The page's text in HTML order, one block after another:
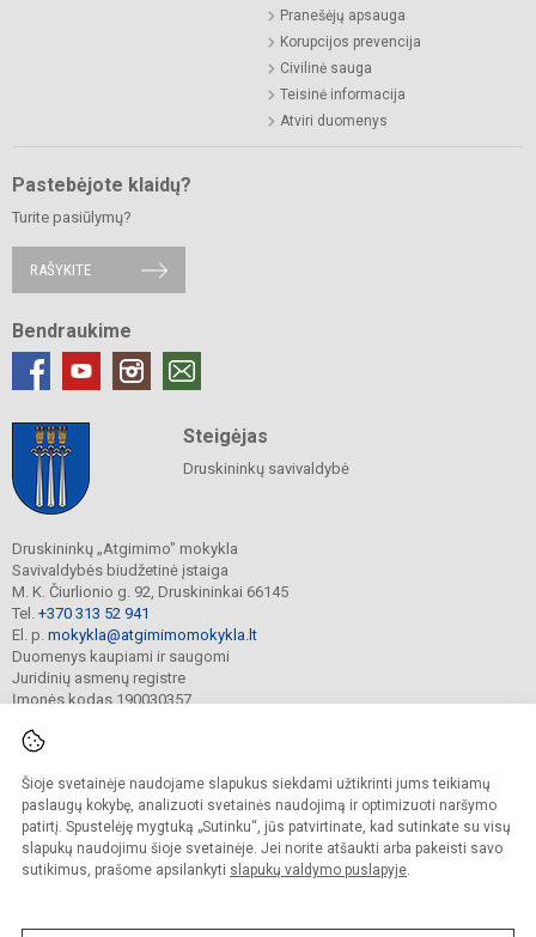
Šioje svetainėje naudojame slapukus siekdami užtikrinti jums teikiamų
paslaugų kokybę, analizuoti svetainės naudojimą ir optimizuoti naršymo
patirtį. Spustelėję mygtuką „Sutinku“, jūs patvirtinate, kad sutinkate su visų
slapukų naudojimu šioje svetainėje. Jei norite atšaukti arba pakeisti savo
sutikimus, prašome apsilankyti slapukų valdymo puslapyje.
Pranešėjų apsauga
Korupcijos prevencija
Civilinė sauga
Teisinė informacija
Atviri duomenys
Pastebėjote klaidų?
Turite pasiūlymų?
RAŠYKITE
Bendraukime
Steigėjas
Druskininkų savivaldybė
Druskininkų „Atgimimo" mokykla
Savivaldybės biudžetinė įstaiga
M. K. Čiurlionio g. 92, Druskininkai 66145
Tel. +370 313 52 941
El. p. mokykla@atgimimomokykla.lt
Duomenys kaupiami ir saugomi
Juridinių asmenų registre
Įmonės kodas 190030357
© 2026. Druskininkų Atgimimo mokykla. Visos teisės saugomos.
Kopijuoti turinį be raštiško įstaigos administracijos sutikimo griežtai draudžiama.
Prieinamumo paraiška Slapukų valdymas
Sumanus būdas atnaujinti